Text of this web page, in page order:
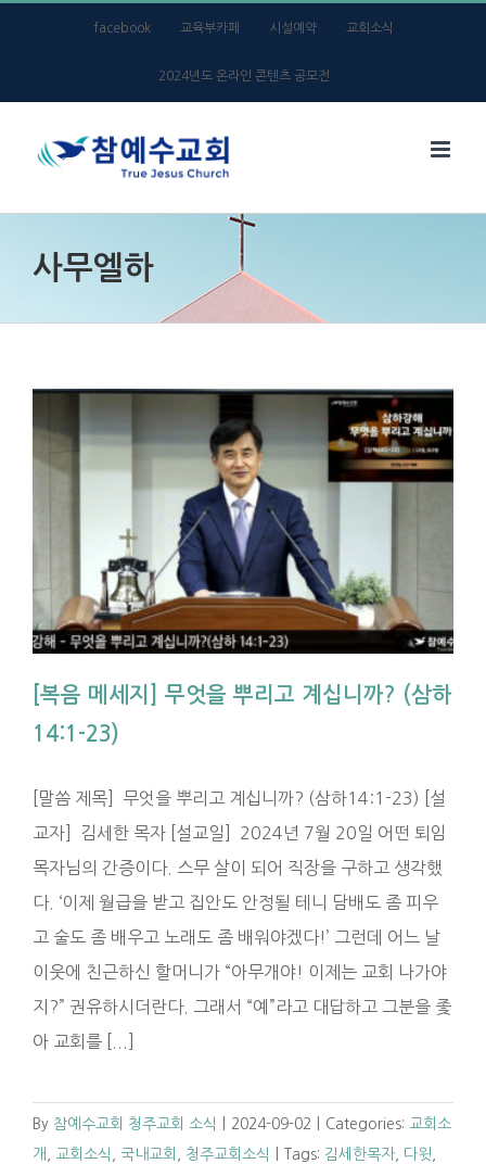
facebook 교육부카페 시설예약 교회소식
2024년도 온라인 콘텐츠 공모전
사무엘하
[복음 메세지] 무엇을 뿌리고 계십니까? (삼하
14:1-23)
[말씀 제목] 무엇을 뿌리고 계십니까? (삼하14:1-23) [설
교자] 김세한 목자 [설교일] 2024년 7월 20일 어떤 퇴임
목자님의 간증이다. 스무 살이 되어 직장을 구하고 생각했
다. ‘이제 월급을 받고 집안도 안정될 테니 담배도 좀 피우
고 술도 좀 배우고 노래도 좀 배워야겠다!’ 그런데 어느 날
이웃에 친근하신 할머니가 “아무개야! 이제는 교회 나가야
지?” 권유하시더란다. 그래서 “예”라고 대답하고 그분을 좇
아 교회를 [...]
By 참예수교회 청주교회 소식 2024-09-02 Categories: 교회소
개
교회소식 국내교회 청주교회소식 Tags: 김세한목자 다윗